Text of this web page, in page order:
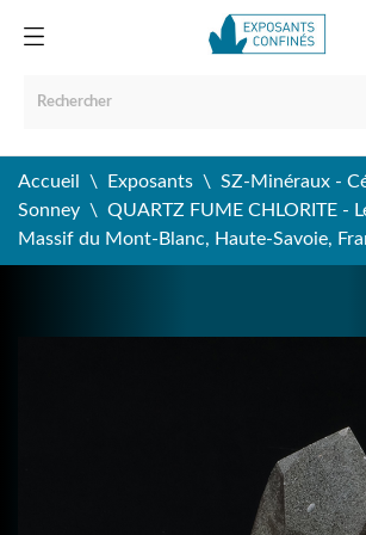
Accueil Exposants
SZ-Minéraux -
Sonney
QUARTZ FUME CHLORITE -
Massif du Mont-Blanc, Haute-Savoie,